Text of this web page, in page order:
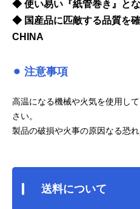
送料について
◆ 使い易い『紙管巻き』とな
◆ 国産品に匹敵する品質を
CHINA
⚫︎ 注意事項
高温になる機械や火気を使用し
さい。
製品の破損や火事の原因なる恐れ